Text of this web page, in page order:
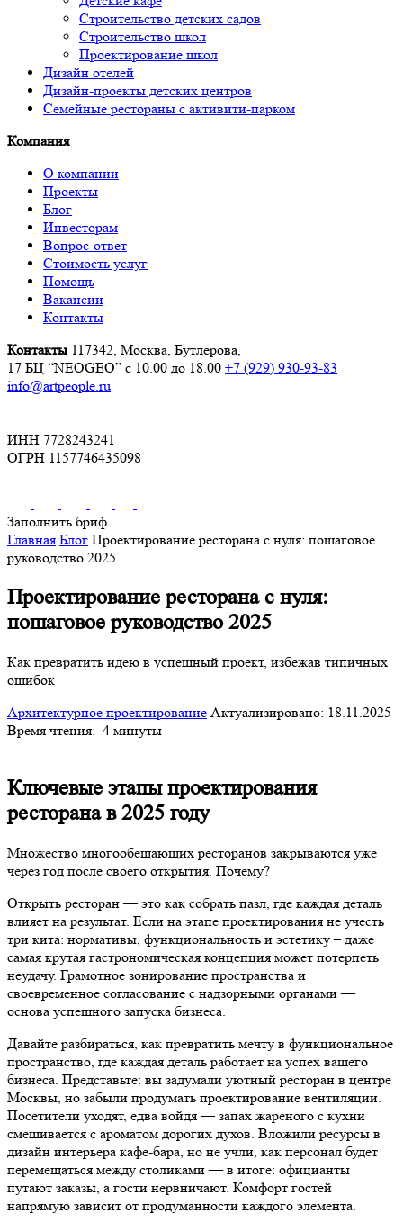
Строительство детских садов
Строительство школ
Проектирование школ
Дизайн отелей
Дизайн-проекты детских центров
Семейные рестораны с активити-парком
Компания
О компании
Проекты
Блог
Инвесторам
Вопрос-ответ
Стоимость услуг
Помощь
Вакансии
Контакты
Контакты 117342, Москва, Бутлерова,
17 БЦ “NEOGEO” с 10.00 до 18.00 +7 (929) 930-93-83
info@artpeople.ru
ИНН 7728243241
ОГРН 1157746435098
Заполнить бриф
Главная Блог Проектирование ресторана с нуля: пошаговое
руководство 2025
Проектирование ресторана с нуля:
пошаговое руководство 2025
Как превратить идею в успешный проект, избежав типичных
ошибок
Архитектурное проектирование Актуализировано: 18.11.2025
Время чтения: 4 минуты
Ключевые этапы проектирования
ресторана в 2025 году
Множество многообещающих ресторанов закрываются уже
через год после своего открытия. Почему?
Открыть ресторан — это как собрать пазл, где каждая деталь
влияет на результат. Если на этапе проектирования не учесть
три кита: нормативы, функциональность и эстетику – даже
самая крутая гастрономическая концепция может потерпеть
неудачу. Грамотное зонирование пространства и
своевременное согласование с надзорными органами —
основа успешного запуска бизнеса.
Давайте разбираться, как превратить мечту в функциональное
пространство, где каждая деталь работает на успех вашего
бизнеса. Представьте: вы задумали уютный ресторан в центре
Москвы, но забыли продумать проектирование вентиляции.
Посетители уходят, едва войдя — запах жареного с кухни
смешивается с ароматом дорогих духов. Вложили ресурсы в
дизайн интерьера кафе-бара, но не учли, как персонал будет
перемещаться между столиками — в итоге: официанты
путают заказы, а гости нервничают. Комфорт гостей
напрямую зависит от продуманности каждого элемента.